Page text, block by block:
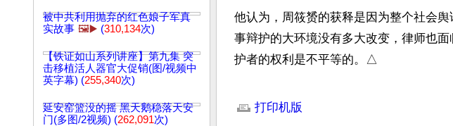
被中共利用抛弃的红色娘子军真
实故事 🖼️▶️ (310,134次)
【铁证如山系列讲座】第九集 突
击移植活人器官大促销(图/视频中
英字幕) (255,340次)
延安窑篮没的摇 黑天鹅稳落天安
门(多图/2视频) (262,091次)
他认为，周筱赟的获释是因为整个社会
事辩护的大环境没有多大改变，律师也
护者的权利是不平等的。△
打印机版